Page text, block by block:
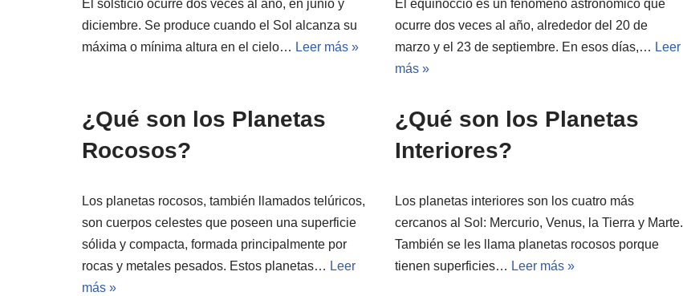
El solsticio ocurre dos veces al año, en junio y
diciembre. Se produce cuando el Sol alcanza su
máxima o mínima altura en el cielo… Leer más »
El equinoccio es un fenómeno astronómico que
ocurre dos veces al año, alrededor del 20 de
marzo y el 23 de septiembre. En esos días,… Leer
más »
¿Qué son los Planetas
Rocosos?
Los planetas rocosos, también llamados telúricos,
son cuerpos celestes que poseen una superficie
sólida y compacta, formada principalmente por
rocas y metales pesados. Estos planetas… Leer
más »
¿Qué son los Planetas
Interiores?
Los planetas interiores son los cuatro más
cercanos al Sol: Mercurio, Venus, la Tierra y Marte.
También se les llama planetas rocosos porque
tienen superficies… Leer más »